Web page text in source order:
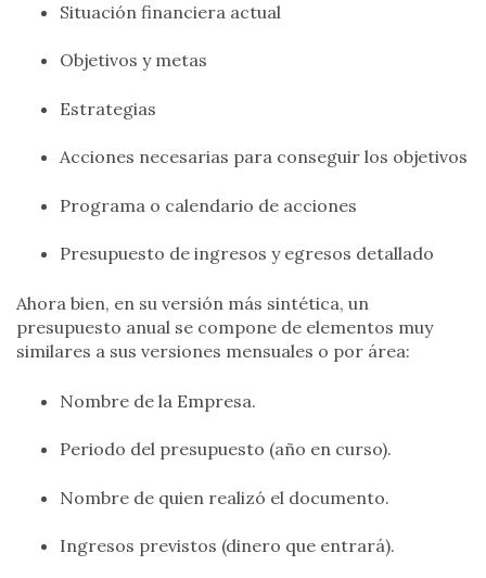
Situación financiera actual
Objetivos y metas
Estrategias
Acciones necesarias para conseguir los objetivos
Programa o calendario de acciones
Presupuesto de ingresos y egresos detallado
Ahora bien, en su versión más sintética, un
presupuesto anual se compone de elementos muy
similares a sus versiones mensuales o por área:
Nombre de la Empresa.
Periodo del presupuesto (año en curso).
Nombre de quien realizó el documento.
Ingresos previstos (dinero que entrará).